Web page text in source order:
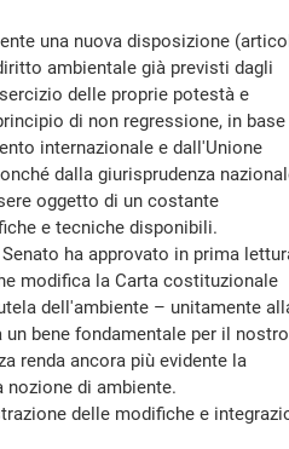
una nuova disposizione
ambientale già previsti dagli
delle proprie potestà e
di non regressione, in base
internazionale e dall'Unione
dalla giurisprudenza
oggetto di un costante
e tecniche disponibili.
ha approvato in prima
modifica la Carta costituzionale
dell'ambiente – unitamente
bene fondamentale per il nostro
renda ancora più evidente la
nozione di ambiente.
delle modifiche e